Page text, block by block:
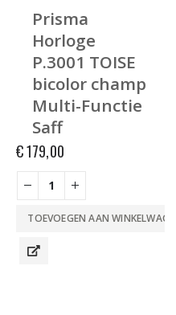
Prisma
Horloge
P.3001 TOISE
bicolor champ
Multi-Functie
Saff
€179,00
TOEVOEGEN AAN WINKELWAGEN